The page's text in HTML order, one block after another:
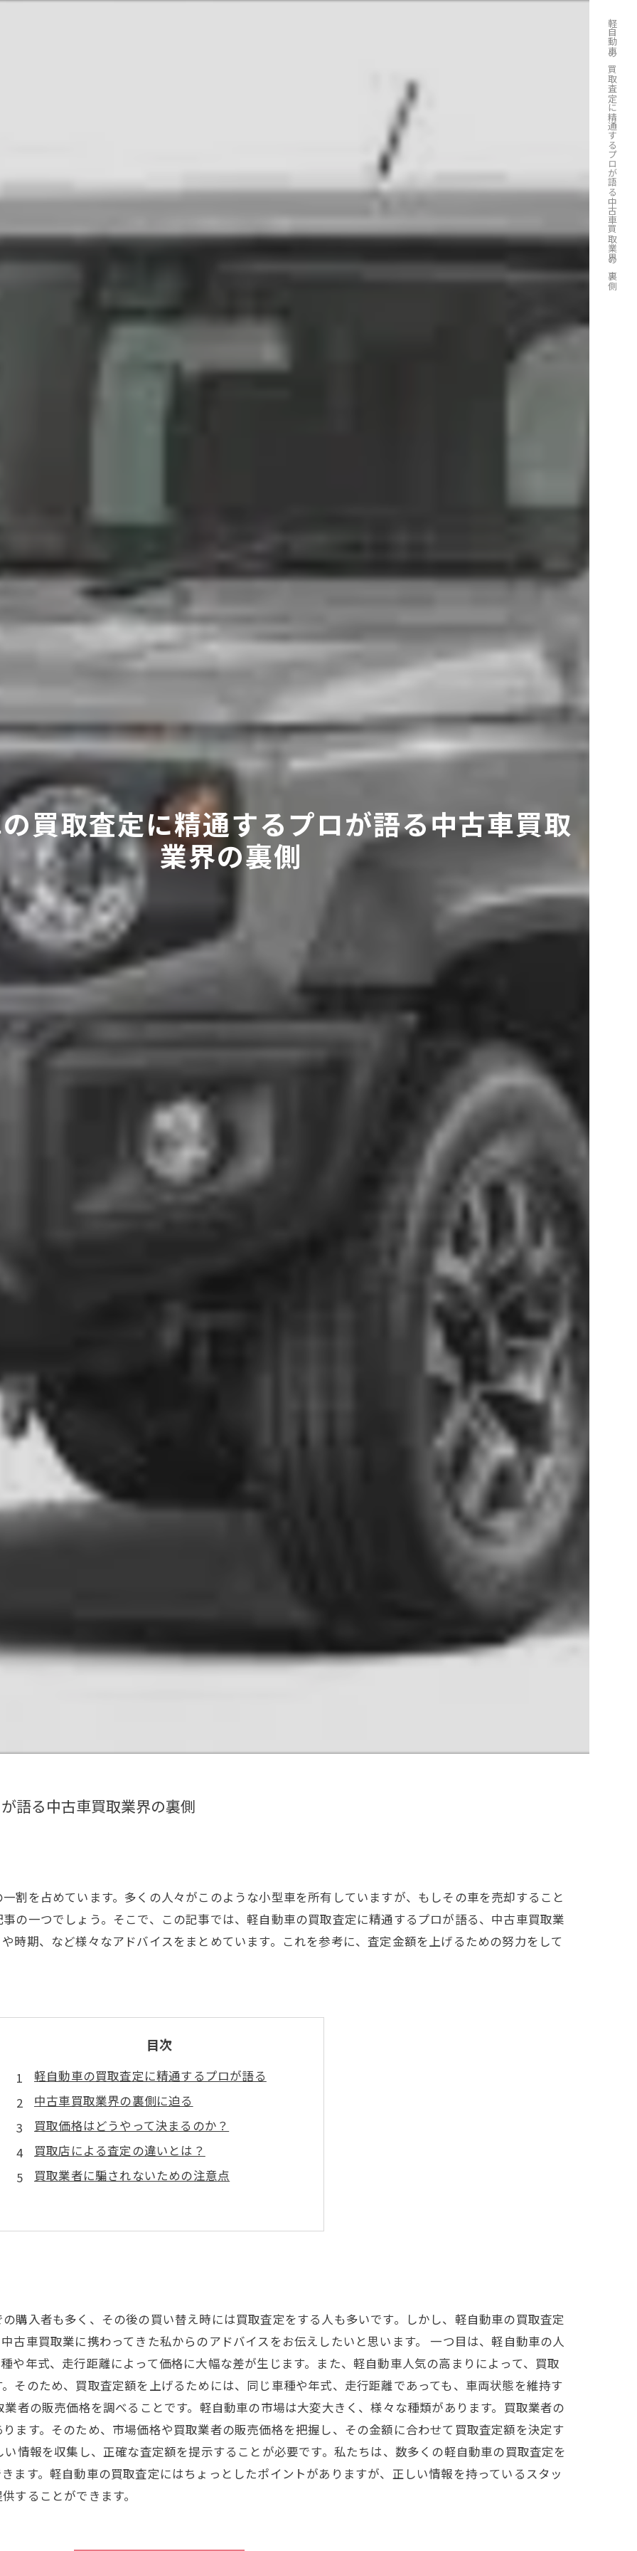
軽自動車の買取査定に精通するプロが語る中古車買取業界の裏側
買取査定に精通するプロが語る中古車買取
業界の裏側
語る中古車買取業界の裏側
割を占めています。多くの人々がこのような小型車を所有していますが、もしその車を売却すること
の一つでしょう。そこで、この記事では、軽自動車の買取査定に精通するプロが語る、中古車買取業
時期、など様々なアドバイスをまとめています。これを参考に、査定金額を上げるための努力をして
目次
軽自動車の買取査定に精通するプロが語る
中古車買取業界の裏側に迫る
買取価格はどうやって決まるのか？
買取店による査定の違いとは？
買取業者に騙されないための注意点
購入者も多く、その後の買い替え時には買取査定をする人も多いです。しかし、軽自動車の買取査定
古車買取業に携わってきた私からのアドバイスをお伝えしたいと思います。 一つ目は、軽自動車の人
や年式、走行距離によって価格に大幅な差が生じます。また、軽自動車人気の高まりによって、買取
そのため、買取査定額を上げるためには、同じ車種や年式、走行距離であっても、車両状態を維持す
者の販売価格を調べることです。軽自動車の市場は大変大きく、様々な種類があります。買取業者の
ます。そのため、市場価格や買取業者の販売価格を把握し、その金額に合わせて買取査定額を決定す
情報を収集し、正確な査定額を提示することが必要です。私たちは、数多くの軽自動車の買取査定を
ます。軽自動車の買取査定にはちょっとしたポイントがありますが、正しい情報を持っているスタッ
することができます。